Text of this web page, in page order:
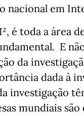
nacional em
é toda a área
E
da
dada à
investigação
mundiais são